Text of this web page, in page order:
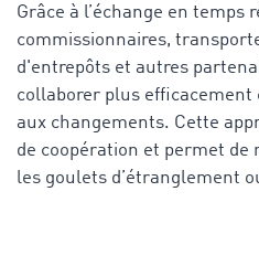
Grâce à l’échange en temps
commissionnaires,
d'entrepôts et autres
collaborer plus efficacement
aux changements. Cette
de coopération et permet de
les goulets d’étranglement